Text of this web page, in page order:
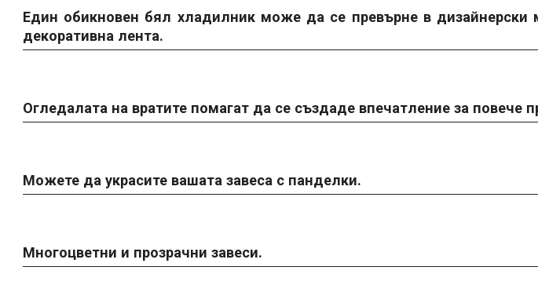
Един обикновен бял хладилник може да се превърне в
декоративна лента.
Огледалата на вратите помагат да се създаде впечатление за повече
Можете да украсите вашата завеса с панделки.
Многоцветни и прозрачни завеси.